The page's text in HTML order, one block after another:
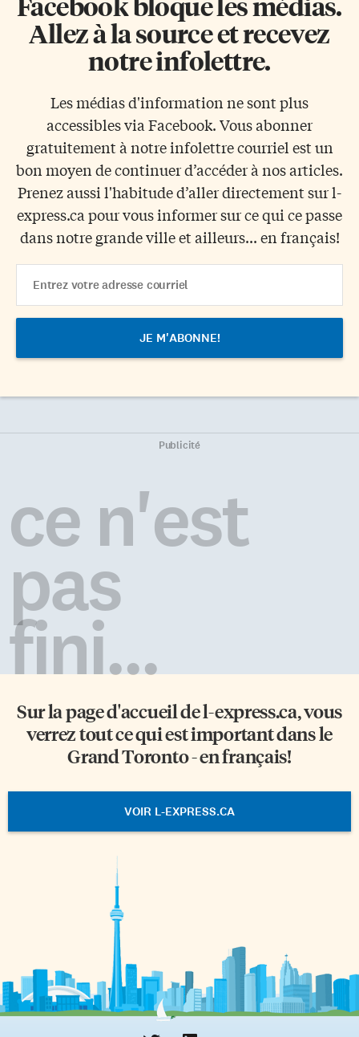
Allez à la source et recevez
notre infolettre.
Les médias d'information ne sont plus
accessibles via Facebook. Vous abonner
gratuitement à notre infolettre courriel est un
bon moyen de continuer d’accéder à nos articles.
Prenez aussi l'habitude d’aller directement sur l-
express.ca pour vous informer sur ce qui ce passe
dans notre grande ville et ailleurs... en français!
Address
Publicité
ce n'est
pas
fini...
Sur la page d'accueil del-express.ca, vous
verrez tout ce qui est important dans le
Grand Toronto - en français!
VOIR L-EXPRESS.CA